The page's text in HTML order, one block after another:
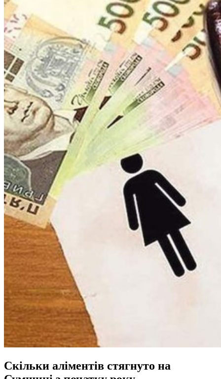
Скільки аліментів стягнуто на